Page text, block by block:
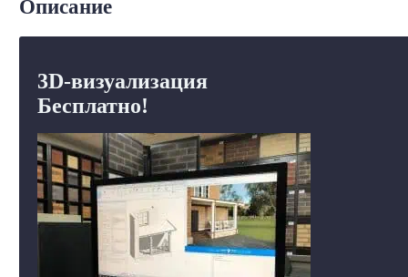
Описание
3D-визуализация
Бесплатно!